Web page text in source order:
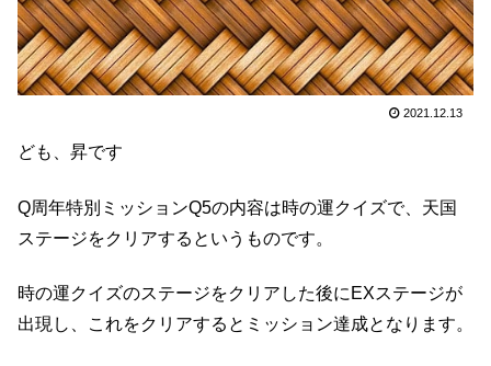
2021.12.13
ども、昇です
Q周年特別ミッションQ5の内容は時の運クイズで、天国
ステージをクリアするというものです。
時の運クイズのステージをクリアした後にEXステージが
出現し、これをクリアするとミッション達成となります。